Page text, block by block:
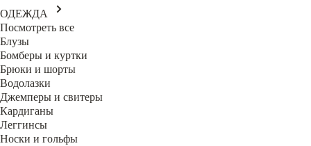
ОДЕЖДА
Посмотреть все
Блузы
Бомберы и куртки
Брюки и шорты
Водолазки
Джемперы и свитеры
Кардиганы
Леггинсы
Носки и гольфы